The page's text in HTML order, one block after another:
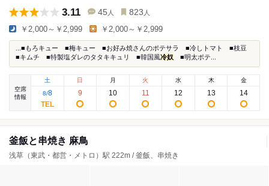
3.11 45 人 823 人
￥2,000～￥2,999 ￥2,000～￥2,999
...■もろキュー ■梅キュー ■お好み焼さんのポテサラ ■冷しトマト ■枝豆
■キムチ ■特製塩ダレのタタキキュリ ■韓国風冷奴 ■明太ポテ...
空席
情報
土
8/8
日
9
月
10
火
11
水
12
木
13
金
14
釜飯と串焼き 麻鳥
浅草（東武・都営・メトロ）駅 222m / 釜飯、串焼き